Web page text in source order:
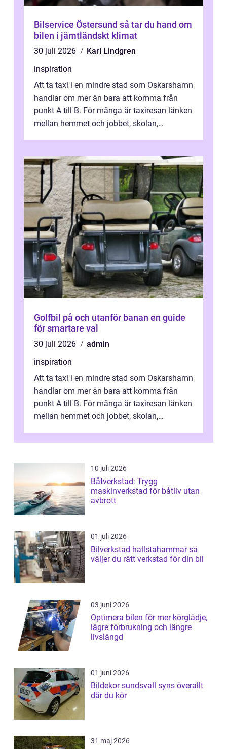
Bilservice Östersund så tar du hand om
bilen i jämtländskt klimat
30 juli 2026
Karl Lindgren
inspiration
Att ta taxi i en mindre stad som Oskarshamn
handlar om mer än bara att komma från
punkt A till B. För många är taxiresan länken
mellan hemmet och jobbet, skolan,
Golfbil på och utanför banan en guide
för smartare val
30 juli 2026
admin
inspiration
Att ta taxi i en mindre stad som Oskarshamn
handlar om mer än bara att komma från
punkt A till B. För många är taxiresan länken
mellan hemmet och jobbet, skolan,
10 juli 2026
Båtverkstad: Trygg
maskinverkstad för båtliv utan
avbrott
01 juli 2026
Bilverkstad hallstahammar så
väljer du rätt verkstad för din bil
03 juni 2026
Optimera bilen för mer körglädje,
lägre förbrukning och längre
livslängd
01 juni 2026
Bildekor sundsvall syns överallt
där du kör
31 maj 2026